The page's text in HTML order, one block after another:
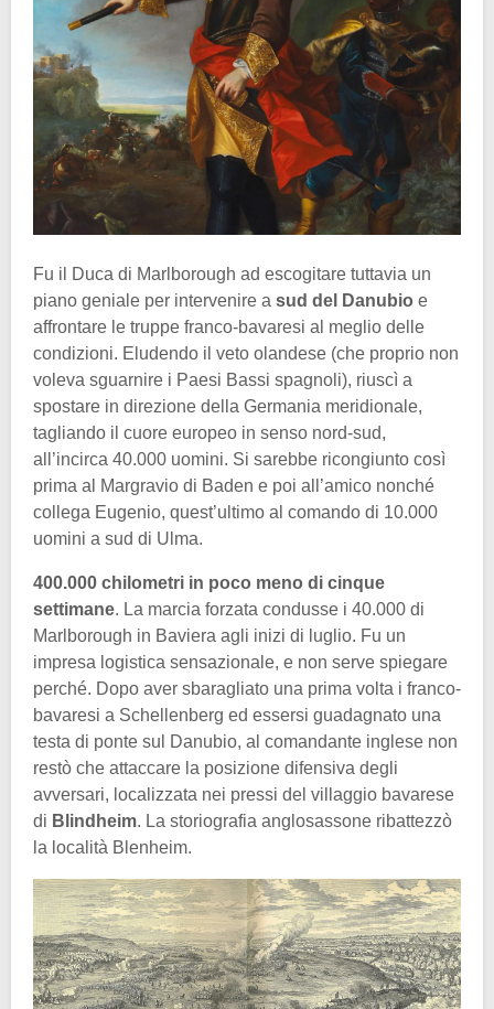
Fu il Duca di Marlborough ad escogitare tuttavia un
piano geniale per intervenire a sud del Danubio e
affrontare le truppe franco-bavaresi al meglio delle
condizioni. Eludendo il veto olandese (che proprio non
voleva sguarnire i Paesi Bassi spagnoli), riuscì a
spostare in direzione della Germania meridionale,
tagliando il cuore europeo in senso nord-sud,
all’incirca 40.000 uomini. Si sarebbe ricongiunto così
prima al Margravio di Baden e poi all’amico nonché
collega Eugenio, quest’ultimo al comando di 10.000
uomini a sud di Ulma.
400.000 chilometri in poco meno di cinque
settimane. La marcia forzata condusse i 40.000 di
Marlborough in Baviera agli inizi di luglio. Fu un
impresa logistica sensazionale, e non serve spiegare
perché. Dopo aver sbaragliato una prima volta i franco-
bavaresi a Schellenberg ed essersi guadagnato una
testa di ponte sul Danubio, al comandante inglese non
restò che attaccare la posizione difensiva degli
avversari, localizzata nei pressi del villaggio bavarese
di Blindheim. La storiografia anglosassone ribattezzò
la località Blenheim.